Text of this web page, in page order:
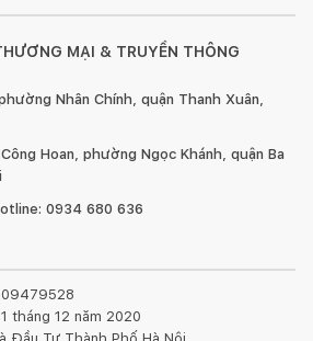
MẠI & TRUYỀN THÔNG
Nhân Chính, quận Thanh Xuân,
Hoan, phường Ngọc Khánh, quận Ba
0934 680 636
tháng 12 năm 2020